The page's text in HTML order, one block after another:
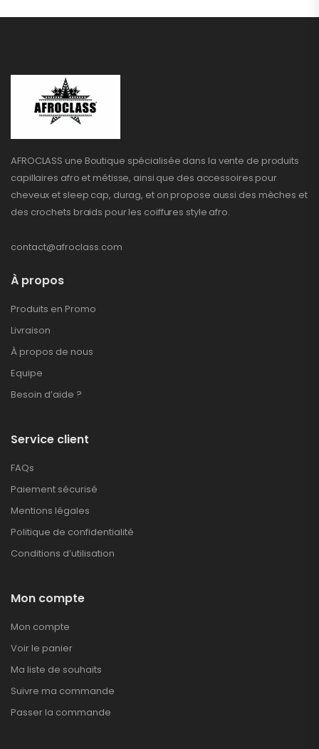
AFROCLASS une Boutique spécialisée dans la vente de produits
capillaires afro et métisse, ainsi que des accessoires pour
cheveux et sleep cap, durag, et on propose aussi des mèches et
des crochets braids pour les coiffures style afro.
contact@afroclass.com
À propos
Produits en Promo
Livraison
À propos de nous
Equipe
Besoin d’aide ?
Service client
FAQs
Paiement sécurisé
Mentions légales
Politique de confidentialité
Conditions d’utilisation
Mon compte
Mon compte
Voir le panier
Ma liste de souhaits
Suivre ma commande
Passer la commande